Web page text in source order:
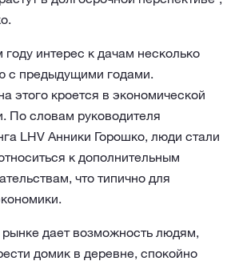
интерес к дачам несколько
с предыдущими годами.
этого кроется в экономической
По словам руководителя
LHV Анники Горошко, люди стали
к дополнительным
что типично для
рынке дает возможность людям,
домик в деревне, спокойно